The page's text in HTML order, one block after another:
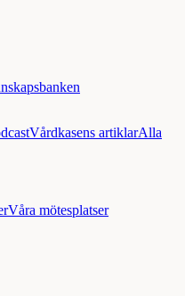
Vårdkasens artiklarAlla
Våra mötesplatser